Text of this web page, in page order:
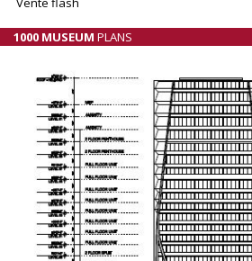
1000 MUSEUM PLANS